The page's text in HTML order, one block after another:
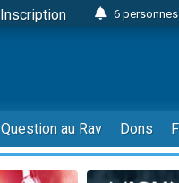
Inscription
6
2
17
4
Il reste
23
Question au Rav Dons